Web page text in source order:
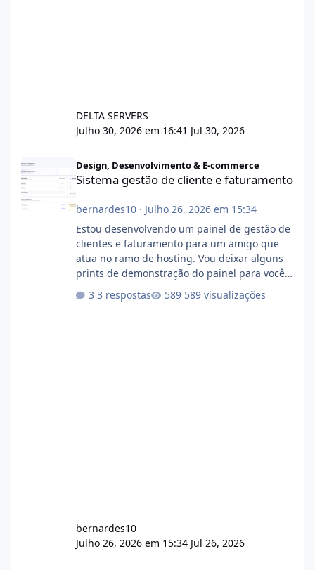
DELTA SERVERS
Julho 30, 2026 em 16:41 Jul 30, 2026
Design, Desenvolvimento & E-commerce
Sistema gestão de cliente e faturamento
bernardes10· Julho 26, 2026 em 15:34
Estou desenvolvendo um painel de gestão de
clientes e faturamento para um amigo que
atua no ramo de hosting. Vou deixar alguns
prints de demonstração do painel para vocês
com cerca de 80% concluído e conta com
3 respostas 589 visualizações
bernardes10
Julho 26, 2026 em 15:34 Jul 26, 2026